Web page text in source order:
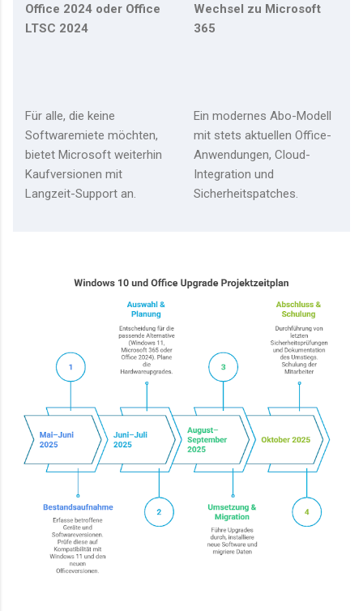
Office 2024 oder Office
LTSC 2024
Für alle, die keine
Softwaremiete möchten,
bietet Microsoft weiterhin
Kaufversionen mit
Langzeit-Support an.
Wechsel zu Microsoft
365
Ein modernes Abo-Modell
mit stets aktuellen Office-
Anwendungen, Cloud-
Integration und
Sicherheitspatches.